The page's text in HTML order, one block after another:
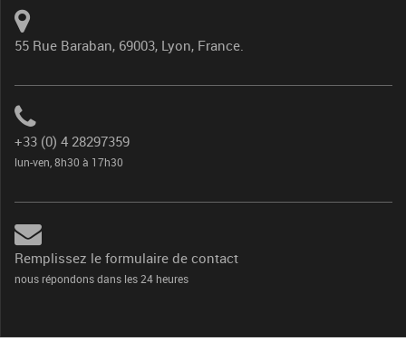
55 Rue Baraban, 69003, Lyon, France.
+33 (0) 4 28297359
lun-ven, 8h30 à 17h30
Remplissez le formulaire de contact
nous répondons dans les 24 heures